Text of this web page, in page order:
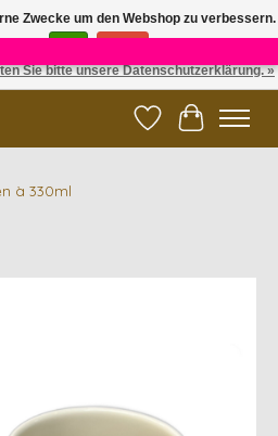
×
14 dagen retourneren
Wunschzettel
Ihr
à 330ml
Zwecke um den Webshop zu verbessern.
Sie bitte unsere Datenschutzerklärung. »